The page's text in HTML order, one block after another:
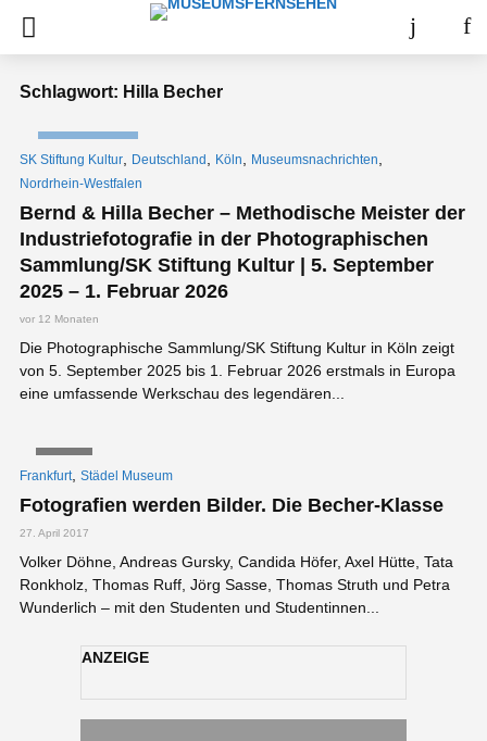
Schlagwort: Hilla Becher
SK Stiftung Kultur Deutschland Köln Museumsnachrichten
Nordrhein-Westfalen
Bernd & Hilla Becher – Methodische Meister der
Industriefotografie in der Photographischen
Sammlung/SK Stiftung Kultur | 5. September
2025 – 1. Februar 2026
vor 12 Monaten
Die Photographische Sammlung/SK Stiftung Kultur in Köln zeigt
von 5. September 2025 bis 1. Februar 2026 erstmals in Europa
eine umfassende Werkschau des legendären...
Frankfurt Städel Museum
Fotografien werden Bilder. Die Becher-Klasse
27. April 2017
Volker Döhne, Andreas Gursky, Candida Höfer, Axel Hütte, Tata
Ronkholz, Thomas Ruff, Jörg Sasse, Thomas Struth und Petra
Wunderlich – mit den Studenten und Studentinnen...
ANZEIGE